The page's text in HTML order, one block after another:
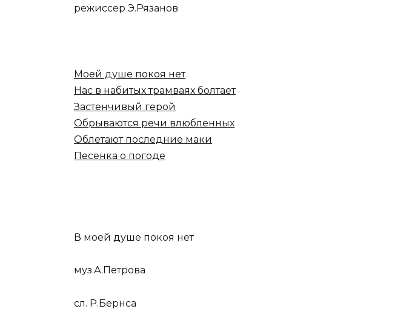
режиссер Э.Рязанов
Моей душе покоя нет
Нас в набитых трамваях болтает
Застенчивый герой
Обрываются речи влюбленных
Облетают последние маки
Песенка о погоде
В моей душе покоя нет
муз.А.Петрова
сл. Р.Бернса